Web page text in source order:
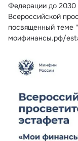
Федерации до 2030
Всероссийской
посвященный теме
моифинансы.рф/